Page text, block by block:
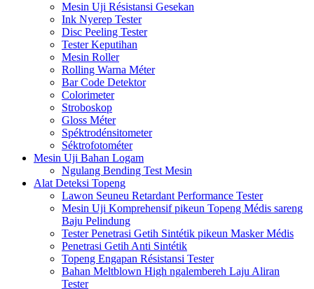
Mesin Uji Résistansi Gesekan
Ink Nyerep Tester
Disc Peeling Tester
Tester Keputihan
Mesin Roller
Rolling Warna Méter
Bar Code Detektor
Colorimeter
Stroboskop
Gloss Méter
Spéktrodénsitometer
Séktrofotométer
Mesin Uji Bahan Logam
Ngulang Bending Test Mesin
Alat Deteksi Topeng
Lawon Seuneu Retardant Performance Tester
Mesin Uji Komprehensif pikeun Topeng Médis sareng
Baju Pelindung
Tester Penetrasi Getih Sintétik pikeun Masker Médis
Penetrasi Getih Anti Sintétik
Topeng Engapan Résistansi Tester
Bahan Meltblown High ngalembereh Laju Aliran
Tester